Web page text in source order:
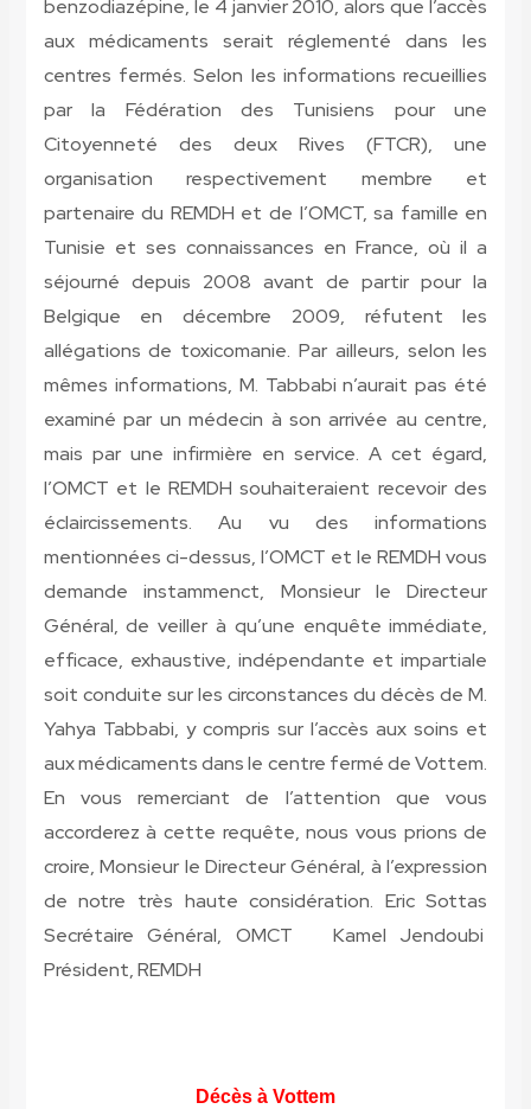
benzodiazépine, le 4 janvier 2010, alors que l’accès
aux médicaments serait réglementé dans les
centres fermés. Selon les informations recueillies
par la Fédération des Tunisiens pour une
Citoyenneté des deux Rives (FTCR), une
organisation respectivement membre et
partenaire du REMDH et de l’OMCT, sa famille en
Tunisie et ses connaissances en France, où il a
séjourné depuis 2008 avant de partir pour la
Belgique en décembre 2009, réfutent les
allégations de toxicomanie. Par ailleurs, selon les
mêmes informations, M. Tabbabi n’aurait pas été
examiné par un médecin à son arrivée au centre,
mais par une infirmière en service. A cet égard,
l’OMCT et le REMDH souhaiteraient recevoir des
éclaircissements. Au vu des informations
mentionnées ci-dessus, l’OMCT et le REMDH vous
demande instammenct, Monsieur le Directeur
Général, de veiller à qu’une enquête immédiate,
efficace, exhaustive, indépendante et impartiale
soit conduite sur les circonstances du décès de M.
Yahya Tabbabi, y compris sur l’accès aux soins et
aux médicaments dans le centre fermé de Vottem.
En vous remerciant de l’attention que vous
accorderez à cette requête, nous vous prions de
croire, Monsieur le Directeur Général, à l’expression
de notre très haute considération. Eric Sottas
Secrétaire Général, OMCT Kamel Jendoubi
Président, REMDH
Décès à Vottem